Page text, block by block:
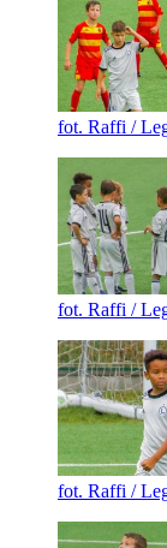
fot. Raffi /
fot. Raffi /
fot. Raffi /